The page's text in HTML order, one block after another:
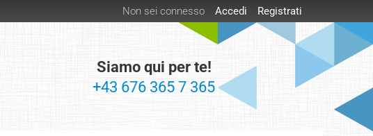
Non sei connesso Accedi Registrati
Siamo qui per te!
+43 676 365 7 365